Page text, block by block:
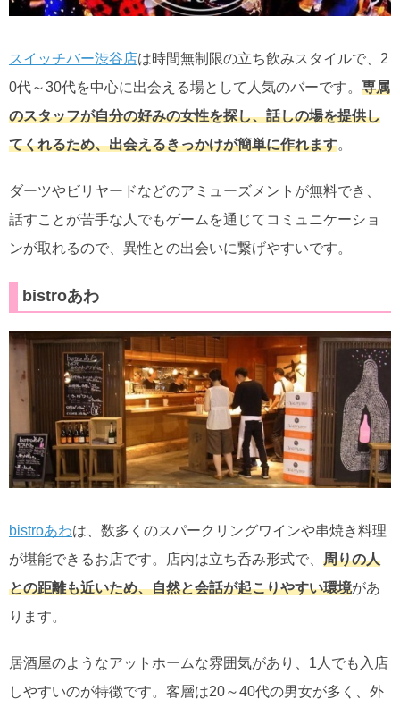
スイッチバー渋谷店は時間無制限の立ち飲みスタイルで、2
0代～30代を中心に出会える場として人気のバーです。 専属
のスタッフが自分の好みの女性を探し、話しの場を提供し
てくれるため、出会えるきっかけが簡単に作れます。
ダーツやビリヤードなどのアミューズメントが無料でき、
話すことが苦手な人でもゲームを通じてコミュニケーショ
ンが取れるので、異性との出会いに繋げやすいです。
bistroあわ
bistroあわは、数多くのスパークリングワインや串焼き料理
が堪能できるお店です。店内は立ち呑み形式で、 周りの人
との距離も近いため、自然と会話が起こりやすい環境があ
ります。
居酒屋のようなアットホームな雰囲気があり、1人でも入店
しやすいのが特徴です。客層は20～40代の男女が多く、外